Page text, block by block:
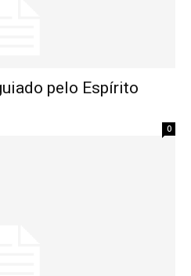
pelo Espírito
0